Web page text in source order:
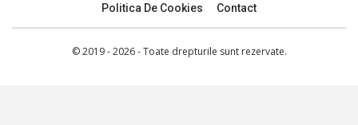
Politica De Cookies
Contact
© 2019 - 2026 - Toate drepturile sunt rezervate.